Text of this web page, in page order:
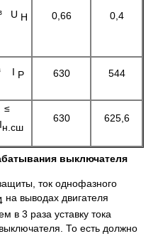
U Н 0,66 0,4
I Р 630 544
≤
н.сш
630 625,6
выключателя
ток однофазного
на выводах двигателя
в 3 раза уставку тока
То есть должно